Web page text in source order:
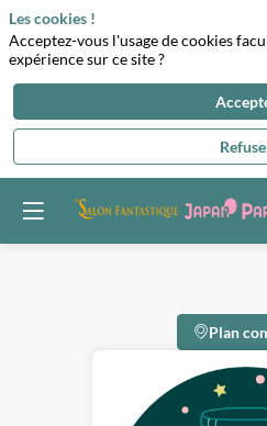
Plan
Les cookies !
Acceptez-vous l'usage de cookies
expérience sur ce site ?